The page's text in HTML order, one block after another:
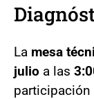
La mesa
julio a las
participación